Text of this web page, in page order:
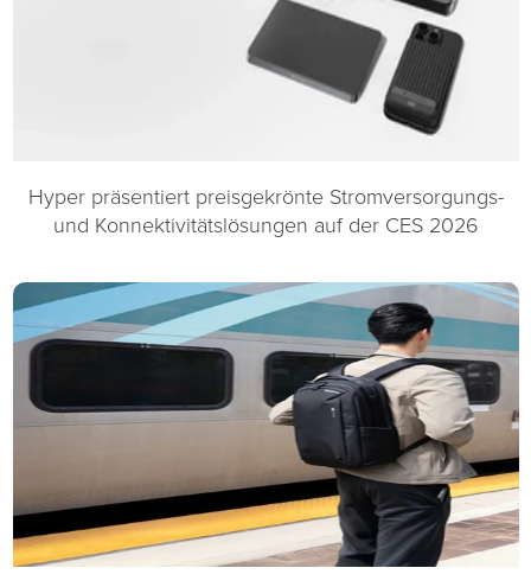
Hyper präsentiert preisgekrönte Stromversorgungs-
und Konnektivitätslösungen auf der CES 2026